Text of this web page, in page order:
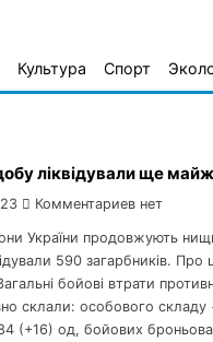
Культура Спорт
ліквідували ще
Комментариев нет
України продовжують
590 загарбників. Про
бойові втрати
склали: особового
(+16) од, бойових